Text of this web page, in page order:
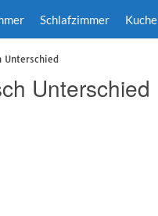
Schlafzimmer Kuche
Unterschied
Unterschied